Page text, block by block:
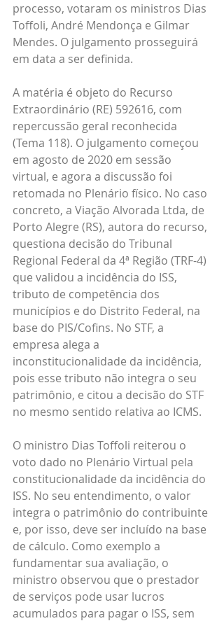
processo, votaram os ministros Dias
Toffoli, André Mendonça e Gilmar
Mendes. O julgamento prosseguirá
em data a ser definida.
A matéria é objeto do Recurso
Extraordinário (RE) 592616, com
repercussão geral reconhecida
(Tema 118). O julgamento começou
em agosto de 2020 em sessão
virtual, e agora a discussão foi
retomada no Plenário físico. No caso
concreto, a Viação Alvorada Ltda, de
Porto Alegre (RS), autora do recurso,
questiona decisão do Tribunal
Regional Federal da 4ª Região (TRF-4)
que validou a incidência do ISS,
tributo de competência dos
municípios e do Distrito Federal, na
base do PIS/Cofins. No STF, a
empresa alega a
inconstitucionalidade da incidência,
pois esse tributo não integra o seu
patrimônio, e citou a decisão do STF
no mesmo sentido relativa ao ICMS.
O ministro Dias Toffoli reiterou o
voto dado no Plenário Virtual pela
constitucionalidade da incidência do
ISS. No seu entendimento, o valor
integra o patrimônio do contribuinte
e, por isso, deve ser incluído na base
de cálculo. Como exemplo a
fundamentar sua avaliação, o
ministro observou que o prestador
de serviços pode usar lucros
acumulados para pagar o ISS, sem